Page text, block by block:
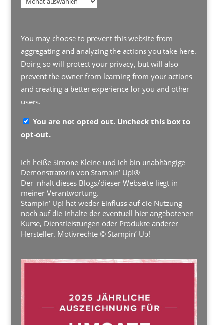
You may choose to prevent this website from
aggregating and analyzing the actions you take here.
Doing so will protect your privacy, but will also
prevent the owner from learning from your actions
and creating a better experience for you and other
users.
You are not opted out. Uncheck this box to
opt-out.
Ich heiße Simone Kleine und ich bin unabhängige
Demonstratorin von Stampin’ Up!®
Der Inhalt dieses Blogs/dieser Webseite liegt in
meiner Verantwortung.
Stampin’ Up! hat weder Einfluss auf die Nutzung
noch auf die Inhalte der eventuell hier angebotenen
Kurse, Dienstleistungen oder Produkte anderer
Hersteller. Motivrechte © Stampin’ Up!